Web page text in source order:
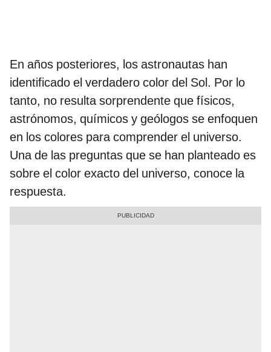
En años posteriores, los astronautas han
identificado el verdadero color del Sol. Por lo
tanto, no resulta sorprendente que físicos,
astrónomos, químicos y geólogos se enfoquen
en los colores para comprender el universo.
Una de las preguntas que se han planteado es
sobre el color exacto del universo, conoce la
respuesta.